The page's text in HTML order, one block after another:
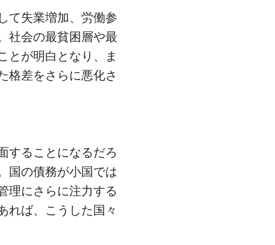
て失業増加、労働参
社会の最貧困層や最
とが明白となり、ま
格差をさらに悪化さ
することになるだろ
国の債務が小国では
理にさらに注力する
れば、こうした国々